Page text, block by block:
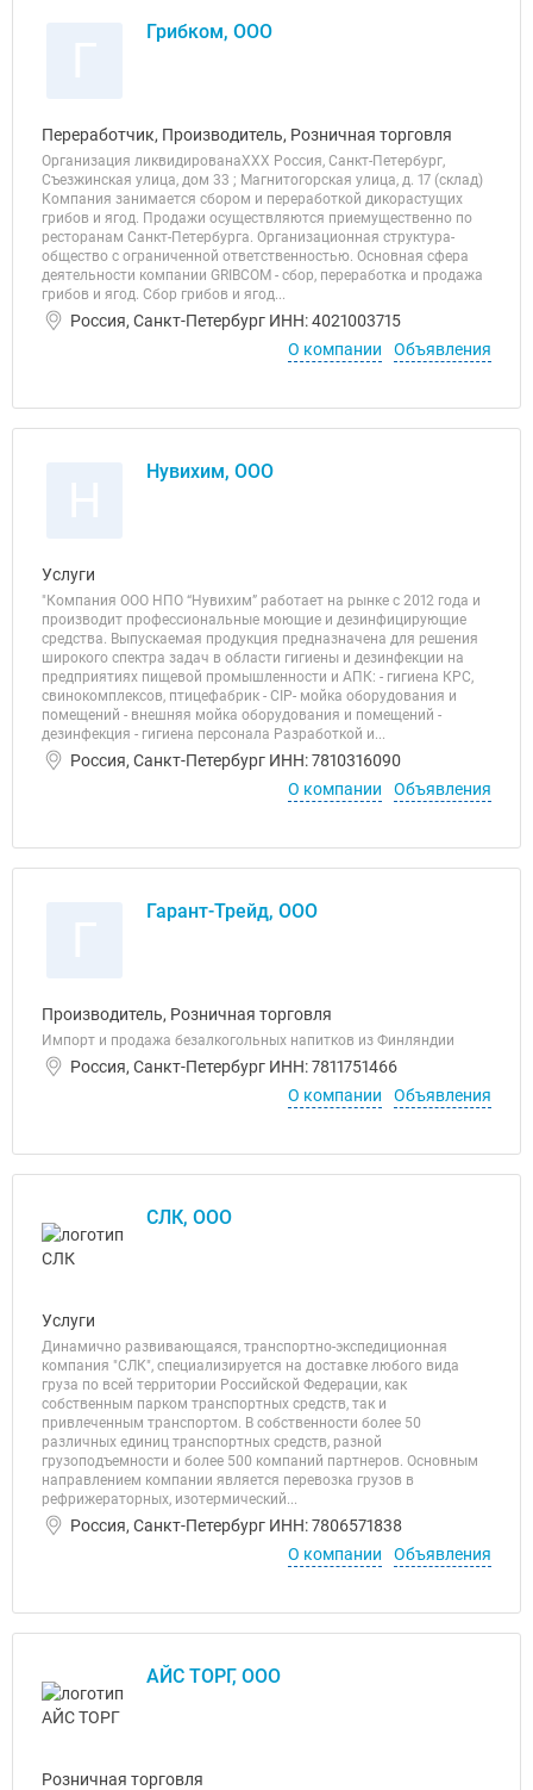
Грибком, ООО
Переработчик, Производитель, Розничная торговля
Организация ликвидированаХХХ Россия, Санкт-Петербург,
Съезжинская улица, дом 33 ; Магнитогорская улица, д. 17 (склад)
Компания занимается сбором и переработкой дикорастущих
грибов и ягод. Продажи осуществляются приемущественно по
ресторанам Санкт-Петербурга. Организационная структура-
общество с ограниченной ответственностью. Основная сфера
деятельности компании GRIBCOM - сбор, переработка и продажа
грибов и ягод. Сбор грибов и ягод...
Россия, Санкт-Петербург ИНН: 4021003715
О компании
Объявления
Нувихим, ООО
Услуги
"Компания ООО НПО “Нувихим” работает на рынке с 2012 года и
производит профессиональные моющие и дезинфицирующие
средства. Выпускаемая продукция предназначена для решения
широкого спектра задач в области гигиены и дезинфекции на
предприятиях пищевой промышленности и АПК: - гигиена КРС,
свинокомплексов, птицефабрик - CIP- мойка оборудования и
помещений - внешняя мойка оборудования и помещений -
дезинфекция - гигиена персонала Разработкой и...
Россия, Санкт-Петербург ИНН: 7810316090
О компании
Объявления
Гарант-Трейд, ООО
Производитель, Розничная торговля
Импорт и продажа безалкогольных напитков из Финляндии
Россия, Санкт-Петербург ИНН: 7811751466
О компании
Объявления
СЛК, ООО
Услуги
Динамично развивающаяся, транспортно-экспедиционная
компания "СЛК", специализируется на доставке любого вида
груза по всей территории Российской Федерации, как
собственным парком транспортных средств, так и
привлеченным транспортом. В собственности более 50
различных единиц транспортных средств, разной
грузоподъемности и более 500 компаний партнеров. Основным
направлением компании является перевозка грузов в
рефрижераторных, изотермический...
Россия, Санкт-Петербург ИНН: 7806571838
О компании
Объявления
АЙС ТОРГ, ООО
Розничная торговля